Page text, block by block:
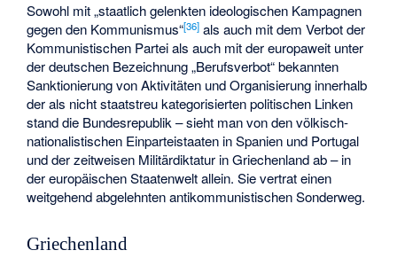
Sowohl mit „staatlich gelenkten ideologischen Kampagnen
gegen den Kommunismus“[36] als auch mit dem Verbot der
Kommunistischen Partei als auch mit der europaweit unter
der deutschen Bezeichnung „Berufsverbot“ bekannten
Sanktionierung von Aktivitäten und Organisierung innerhalb
der als nicht staatstreu kategorisierten politischen Linken
stand die Bundesrepublik – sieht man von den völkisch-
nationalistischen Einparteistaaten in Spanien und Portugal
und der zeitweisen Militärdiktatur in Griechenland ab – in
der europäischen Staatenwelt allein. Sie vertrat einen
weitgehend abgelehnten antikommunistischen Sonderweg.
Griechenland